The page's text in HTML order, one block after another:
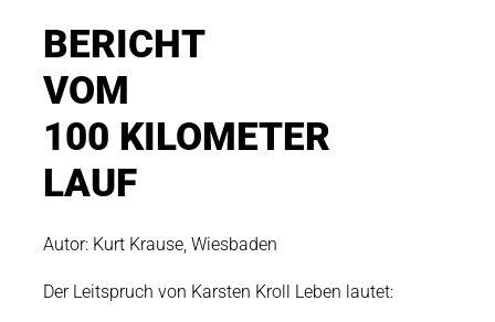
BERICHT
VOM
100 KILOMETER
LAUF
Autor: Kurt Krause, Wiesbaden
Der Leitspruch von Karsten Kroll Leben lautet: